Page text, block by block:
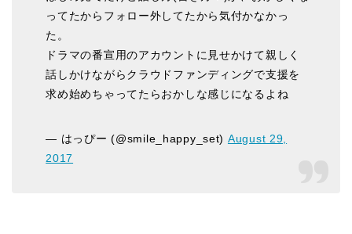
ってたからフォロー外してたから気付かなかっ
た。
ドラマの番宣用のアカウントに見せかけて親しく
話しかけながらクラウドファンディングで支援を
求め始めちゃってたらおかしな感じになるよね
— はっぴー (@smile_happy_set) August 29,
2017